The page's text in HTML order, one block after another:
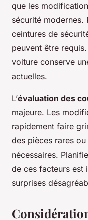
que les
sécurité modernes.
ceintures de
peuvent être
voiture conserve
actuelles.
L’évaluation des
majeure. Les
rapidement faire
des pièces rares
nécessaires.
de ces facteurs est
surprises